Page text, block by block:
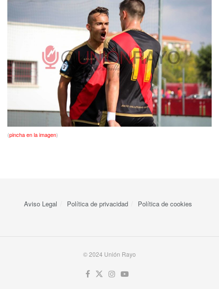
(pincha en la imagen)
Aviso Legal Política de privacidad Política de cookies
© 2024 Unión Rayo